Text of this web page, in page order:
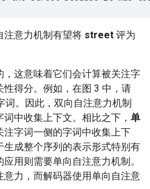
注意力机制有望将 street 评为
，这意味着它们会计算被关注字
性得分。例如，在图 3 中，请
词。因此，双向自注意力机制
中收集上下文。相比之下， 单
注字词一侧的字词中收集上下
成整个序列的表示形式特别有
用则需要单向自注意力机制。
力，而解码器使用单向自注意